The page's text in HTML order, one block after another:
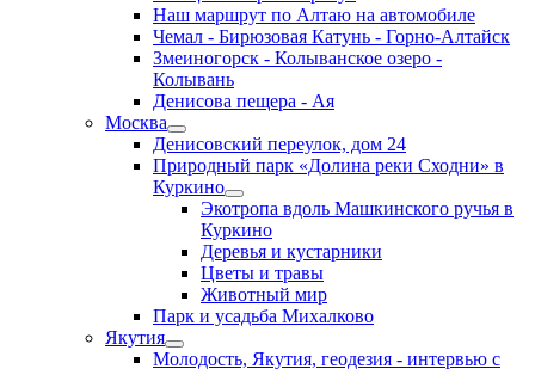
Наш маршрут по Алтаю на автомобиле
Чемал - Бирюзовая Катунь - Горно-Алтайск
Змеиногорск - Колыванское озеро -
Колывань
Денисова пещера - Ая
Москва
Денисовский переулок, дом 24
Природный парк «Долина реки Сходни» в
Куркино
Экотропа вдоль Машкинского ручья в
Куркино
Деревья и кустарники
Цветы и травы
Животный мир
Парк и усадьба Михалково
Якутия
Молодость, Якутия, геодезия - интервью с